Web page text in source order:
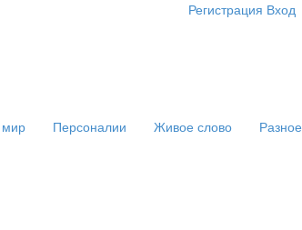
Регистрация Вход
мир Персоналии Живое слово Разное